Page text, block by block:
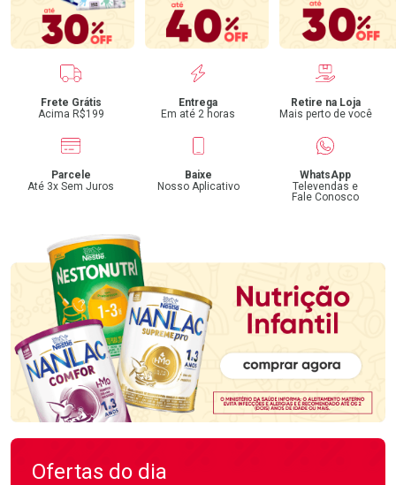
Benefícios
Frete Grátis
Acima R$199
Entrega
Em até 2 horas
Retire na Loja
Mais perto de você
Parcele
Até 3x Sem Juros
Baixe
Nosso Aplicativo
WhatsApp
Televendas e
Fale Conosco
Ofertas do dia